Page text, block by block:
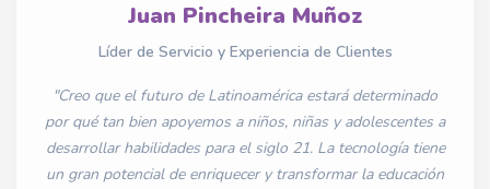
Juan Pincheira Muñoz
Líder de Servicio y Experiencia de Clientes
"Creo que el futuro de Latinoamérica estará determinado
por qué tan bien apoyemos a niños, niñas y adolescentes a
desarrollar habilidades para el siglo 21. La tecnología tiene
un gran potencial de enriquecer y transformar la educación